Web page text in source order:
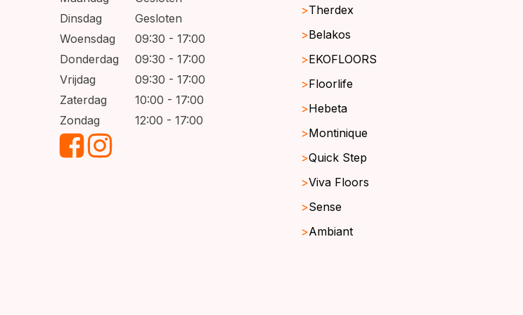
Dinsdag
Gesloten
Woensdag
09:30 - 17:00
Donderdag
09:30 - 17:00
Vrijdag
09:30 - 17:00
Zaterdag
10:00 - 17:00
Zondag
12:00 - 17:00
Therdex
Belakos
EKOFLOORS
Floorlife
Hebeta
Montinique
Quick Step
Viva Floors
Sense
Ambiant